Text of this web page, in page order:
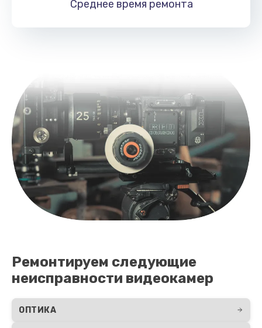
Среднее время ремонта
Ремонтируем следующие
неисправности видеокамер
ОПТИКА